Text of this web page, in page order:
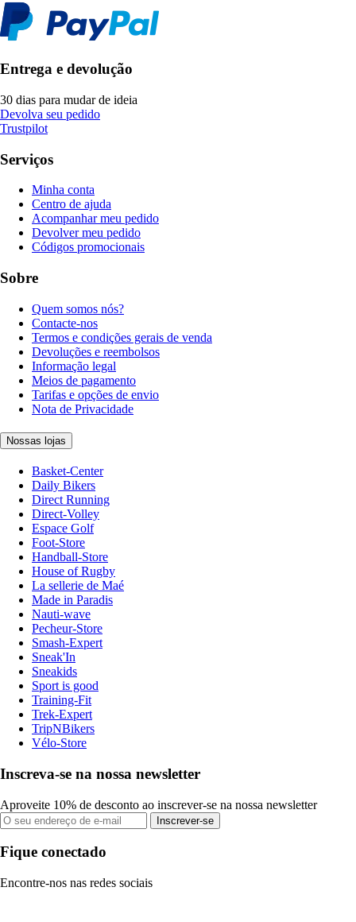
Entrega e devolução
30 dias para mudar de ideia
Devolva seu pedido
Trustpilot
Serviços
Minha conta
Centro de ajuda
Acompanhar meu pedido
Devolver meu pedido
Códigos promocionais
Sobre
Quem somos nós?
Contacte-nos
Termos e condições gerais de venda
Devoluções e reembolsos
Informação legal
Meios de pagamento
Tarifas e opções de envio
Nota de Privacidade
Nossas lojas
Basket-Center
Daily Bikers
Direct Running
Direct-Volley
Espace Golf
Foot-Store
Handball-Store
House of Rugby
La sellerie de Maé
Made in Paradis
Nauti-wave
Pecheur-Store
Smash-Expert
Sneak'In
Sneakids
Sport is good
Training-Fit
Trek-Expert
TripNBikers
Vélo-Store
Inscreva-se na nossa newsletter
Aproveite 10% de desconto ao inscrever-se na nossa newsletter
Inscrever-se
Fique conectado
Encontre-nos nas redes sociais